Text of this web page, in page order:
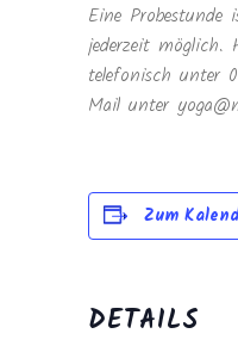
Eine Probestunde
jederzeit möglich.
telefonisch unter
Mail unter
Zum
DETAILS